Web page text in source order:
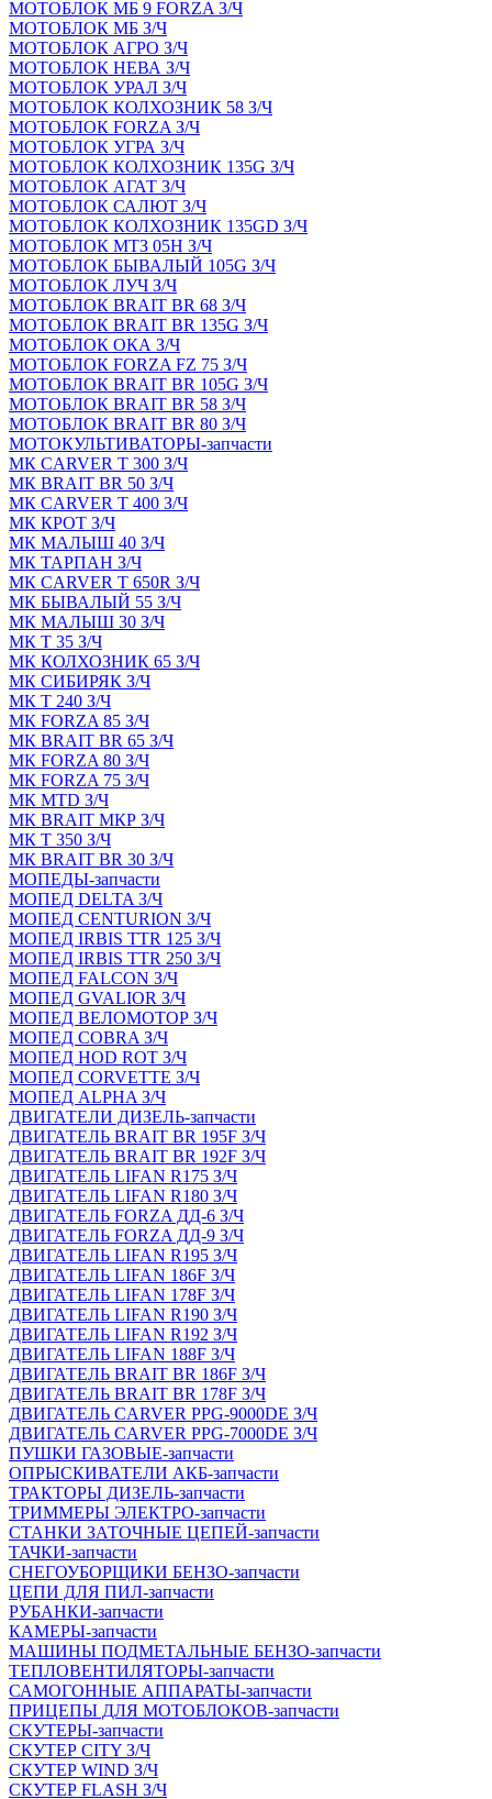
МОТОБЛОК МБ 9 FORZA З/Ч
МОТОБЛОК МБ З/Ч
МОТОБЛОК АГРО З/Ч
МОТОБЛОК НЕВА З/Ч
МОТОБЛОК УРАЛ З/Ч
МОТОБЛОК КОЛХОЗНИК 58 З/Ч
МОТОБЛОК FORZA З/Ч
МОТОБЛОК УГРА З/Ч
МОТОБЛОК КОЛХОЗНИК 135G З/Ч
МОТОБЛОК АГАТ З/Ч
МОТОБЛОК САЛЮТ З/Ч
МОТОБЛОК КОЛХОЗНИК 135GD З/Ч
МОТОБЛОК МТЗ 05Н З/Ч
МОТОБЛОК БЫВАЛЫЙ 105G З/Ч
МОТОБЛОК ЛУЧ З/Ч
МОТОБЛОК BRAIT BR 68 З/Ч
МОТОБЛОК BRAIT BR 135G З/Ч
МОТОБЛОК ОКА З/Ч
МОТОБЛОК FORZA FZ 75 З/Ч
МОТОБЛОК BRAIT BR 105G З/Ч
МОТОБЛОК BRAIT BR 58 З/Ч
МОТОБЛОК BRAIT BR 80 З/Ч
МОТОКУЛЬТИВАТОРЫ-запчасти
МК CARVER Т 300 З/Ч
МК BRAIT BR 50 З/Ч
МК CARVER Т 400 З/Ч
МК КРОТ З/Ч
МК МАЛЫШ 40 З/Ч
МК ТАРПАН З/Ч
МК CARVER Т 650R З/Ч
МК БЫВАЛЫЙ 55 З/Ч
МК МАЛЫШ 30 З/Ч
МК Т 35 З/Ч
МК КОЛХОЗНИК 65 З/Ч
МК СИБИРЯК З/Ч
МК Т 240 З/Ч
МК FORZA 85 З/Ч
МК BRAIT BR 65 З/Ч
МК FORZA 80 З/Ч
МК FORZA 75 З/Ч
МК MТD З/Ч
МК BRAIT МКР З/Ч
МК Т 350 З/Ч
МК BRAIT BR 30 З/Ч
МОПЕДЫ-запчасти
МОПЕД DELTA З/Ч
МОПЕД CENTURION З/Ч
МОПЕД IRBIS TTR 125 З/Ч
МОПЕД IRBIS TTR 250 З/Ч
МОПЕД FALCON З/Ч
МОПЕД GVALIOR З/Ч
МОПЕД ВЕЛОМОТОР З/Ч
МОПЕД COBRA З/Ч
МОПЕД HOD ROT З/Ч
МОПЕД CORVETTE З/Ч
МОПЕД ALPHA З/Ч
ДВИГАТЕЛИ ДИЗЕЛЬ-запчасти
ДВИГАТЕЛЬ BRAIT BR 195F З/Ч
ДВИГАТЕЛЬ BRAIT BR 192F З/Ч
ДВИГАТЕЛЬ LIFAN R175 З/Ч
ДВИГАТЕЛЬ LIFAN R180 З/Ч
ДВИГАТЕЛЬ FORZA ДД-6 З/Ч
ДВИГАТЕЛЬ FORZA ДД-9 З/Ч
ДВИГАТЕЛЬ LIFAN R195 З/Ч
ДВИГАТЕЛЬ LIFAN 186F З/Ч
ДВИГАТЕЛЬ LIFAN 178F З/Ч
ДВИГАТЕЛЬ LIFAN R190 З/Ч
ДВИГАТЕЛЬ LIFAN R192 З/Ч
ДВИГАТЕЛЬ LIFAN 188F З/Ч
ДВИГАТЕЛЬ BRAIT BR 186F З/Ч
ДВИГАТЕЛЬ BRAIT BR 178F З/Ч
ДВИГАТЕЛЬ CARVER PPG-9000DE З/Ч
ДВИГАТЕЛЬ CARVER PPG-7000DE З/Ч
ПУШКИ ГАЗОВЫЕ-запчасти
ОПРЫСКИВАТЕЛИ АКБ-запчасти
ТРАКТОРЫ ДИЗЕЛЬ-запчасти
ТРИММЕРЫ ЭЛЕКТРО-запчасти
СТАНКИ ЗАТОЧНЫЕ ЦЕПЕЙ-запчасти
ТАЧКИ-запчасти
СНЕГОУБОРЩИКИ БЕНЗО-запчасти
ЦЕПИ ДЛЯ ПИЛ-запчасти
РУБАНКИ-запчасти
КАМЕРЫ-запчасти
МАШИНЫ ПОДМЕТАЛЬНЫЕ БЕНЗО-запчасти
ТЕПЛОВЕНТИЛЯТОРЫ-запчасти
САМОГОННЫЕ АППАРАТЫ-запчасти
ПРИЦЕПЫ ДЛЯ МОТОБЛОКОВ-запчасти
СКУТЕРЫ-запчасти
СКУТЕР CITY З/Ч
СКУТЕР WIND З/Ч
СКУТЕР FLASH З/Ч